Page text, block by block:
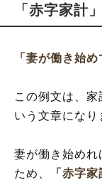
「赤字家計
「妻が働き始
この例文は、
いう文章になり
妻が働き始めれ
ため、
「赤字家